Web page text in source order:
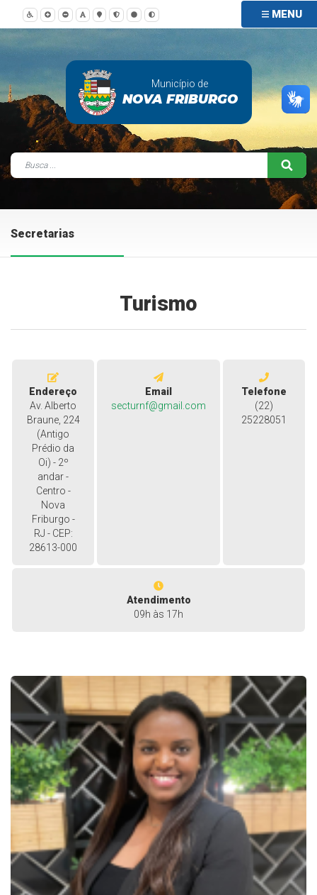
MENU
Município de
NOVA FRIBURGO
Secretarias
Turismo
Endereço
Av. Alberto
Braune, 224
(Antigo
Prédio da
Oi) - 2º
andar -
Centro -
Nova
Friburgo -
RJ - CEP:
28613-000
Email
secturnf@gmail.com
Telefone
(22)
25228051
Atendimento
09h às 17h